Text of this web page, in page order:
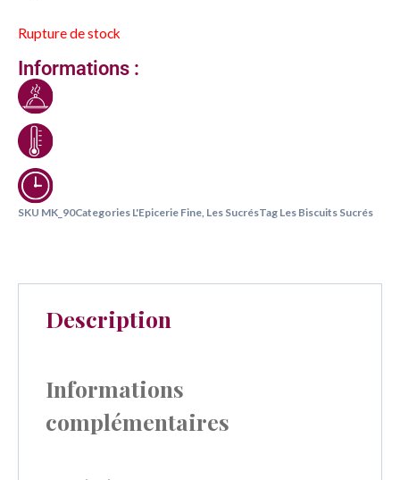
Rupture de stock
Informations :
SKU MK_90Categories L'Epicerie Fine Les SucrésTag Les Biscuits Sucrés
Description
Informations
complémentaires